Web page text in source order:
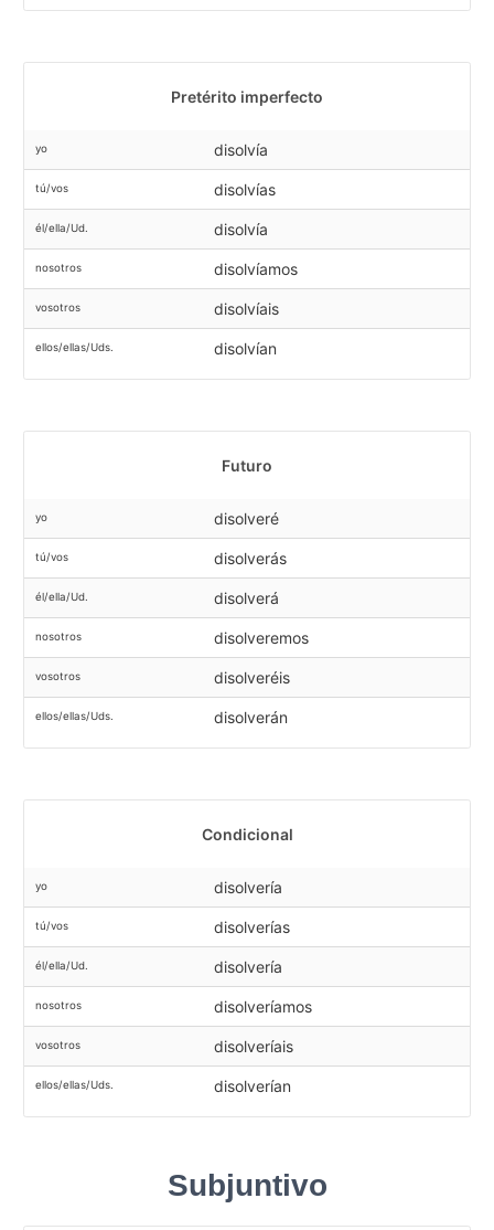
Pretérito imperfecto
yo disolvía
tú/vos disolvías
él/ella/Ud. disolvía
nosotros disolvíamos
vosotros disolvíais
ellos/ellas/Uds. disolvían
Futuro
yo disolveré
tú/vos disolverás
él/ella/Ud. disolverá
nosotros disolveremos
vosotros disolveréis
ellos/ellas/Uds. disolverán
Condicional
yo disolvería
tú/vos disolverías
él/ella/Ud. disolvería
nosotros disolveríamos
vosotros disolveríais
ellos/ellas/Uds. disolverían
Subjuntivo